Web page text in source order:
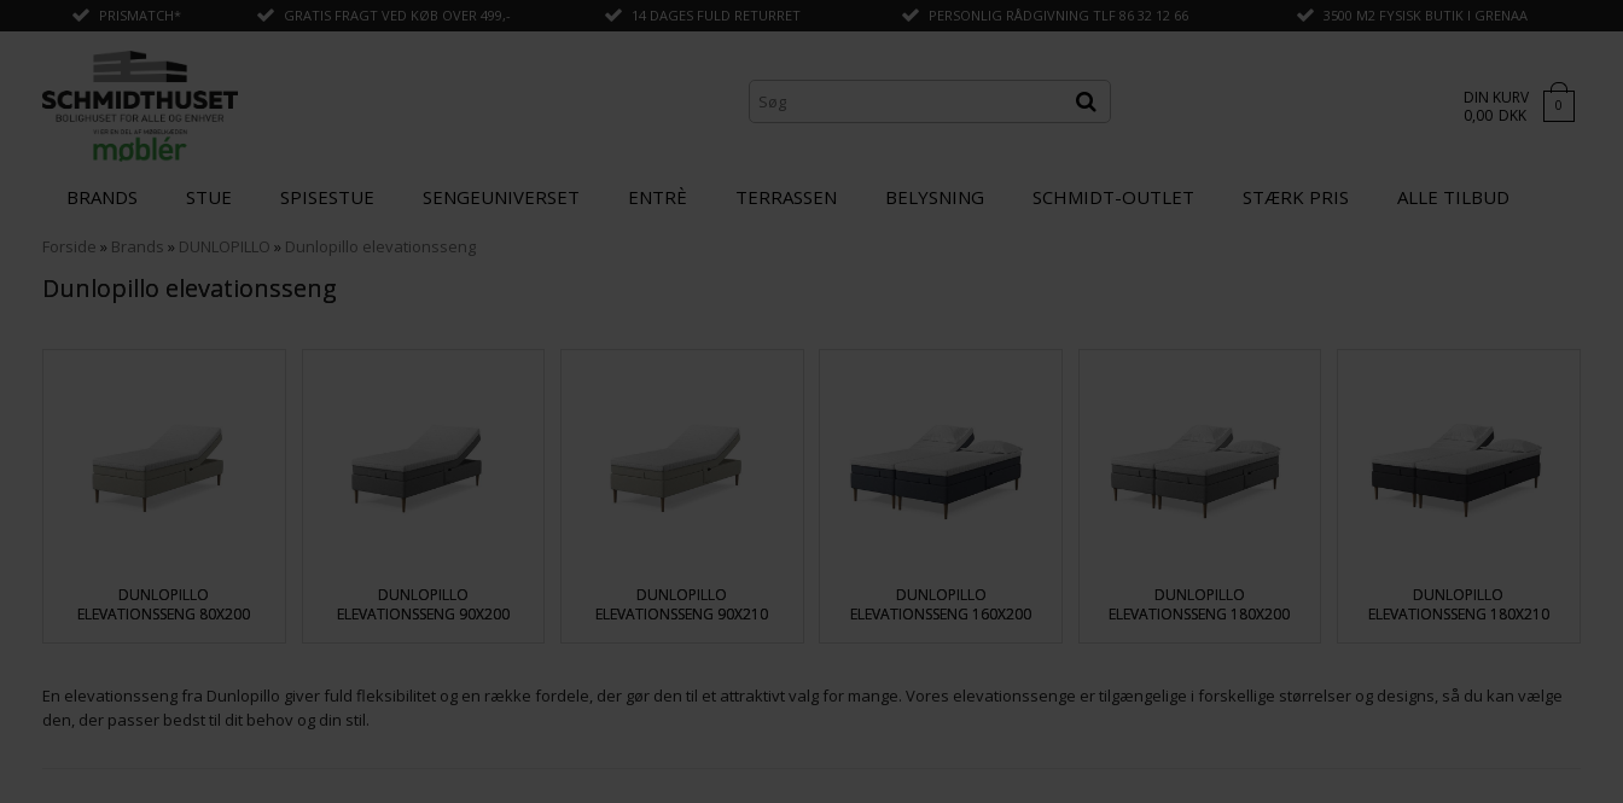
PRISMATCH* GRATIS FRAGT VED KØB OVER 499,- 14 DAGES FULD RETURRET PERSONLIG RÅDGIVNING TLF 86 32 12 66 3500 M2 FYSISK BUTIK I GRENAA
DIN KURV
0,00 DKK 0
BRANDS STUE SPISESTUE SENGEUNIVERSET ENTRÈ TERRASSEN BELYSNING SCHMIDT-OUTLET STÆRK PRIS ALLE TILBUD
Forside » Brands» DUNLOPILLO » Dunlopillo elevationsseng
Dunlopillo elevationsseng
DUNLOPILLO
ELEVATIONSSENG 80X200
DUNLOPILLO
ELEVATIONSSENG 90X200
DUNLOPILLO
ELEVATIONSSENG 90X210
DUNLOPILLO
ELEVATIONSSENG 160X200
DUNLOPILLO
ELEVATIONSSENG 180X200
DUNLOPILLO
ELEVATIONSSENG 180X210
En elevationsseng fra Dunlopillo giver fuld fleksibilitet og en række fordele, der gør den til et attraktivt valg for mange. Vores elevationssenge er tilgængelige i forskellige størrelser og designs, så du kan vælge
den, der passer bedst til dit behov og din stil.